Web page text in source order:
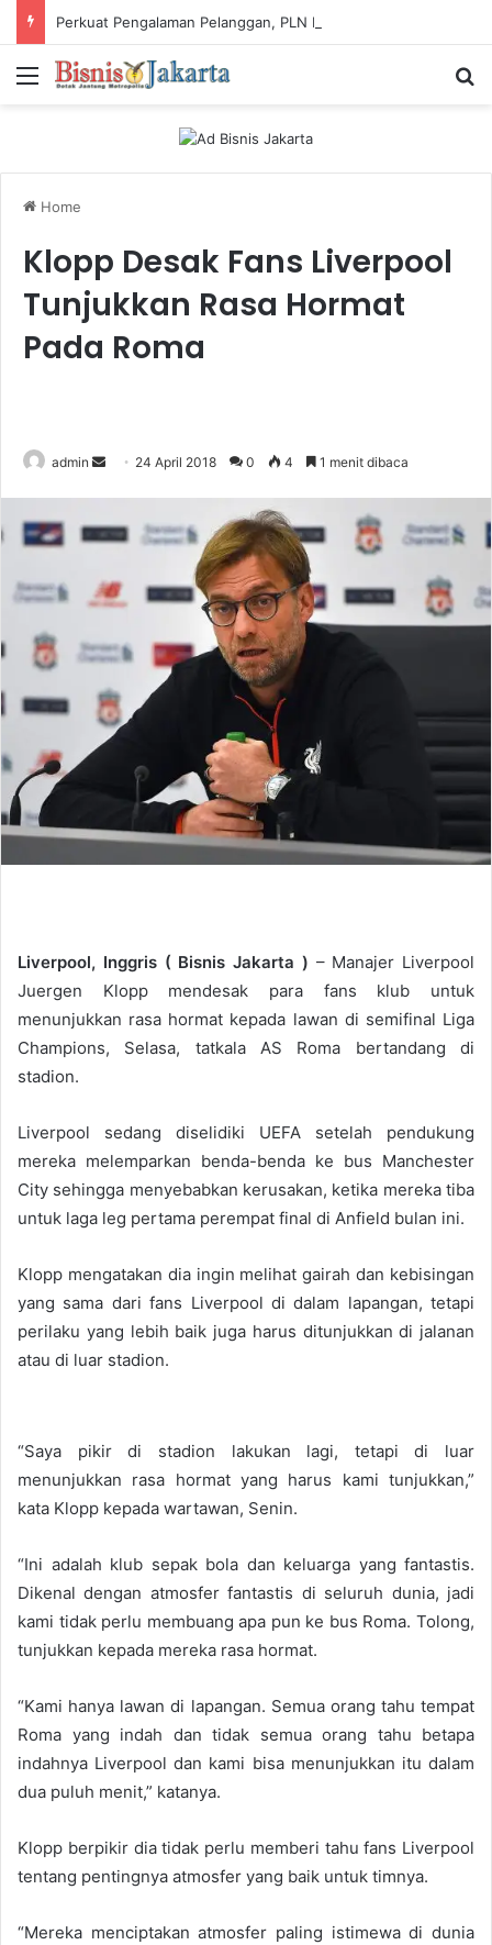
Menu
Home
Klopp Desak Fans Liverpool
Tunjukkan Rasa Hormat
Pada Roma
admin
d
n
m
i
l
24 April 2018 0 4 1 menit dibaca
Liverpool, Inggris ( Bisnis Jakarta ) – Manajer Liverpool
Juergen Klopp mendesak para fans klub untuk
menunjukkan rasa hormat kepada lawan di semifinal Liga
Champions, Selasa, tatkala AS Roma bertandang di
stadion.
Liverpool sedang diselidiki UEFA setelah pendukung
mereka melemparkan benda-benda ke bus Manchester
City sehingga menyebabkan kerusakan, ketika mereka tiba
untuk laga leg pertama perempat final di Anfield bulan ini.
Klopp mengatakan dia ingin melihat gairah dan kebisingan
yang sama dari fans Liverpool di dalam lapangan, tetapi
perilaku yang lebih baik juga harus ditunjukkan di jalanan
atau di luar stadion.
“Saya pikir di stadion lakukan lagi, tetapi di luar
menunjukkan rasa hormat yang harus kami tunjukkan,”
kata Klopp kepada wartawan, Senin.
“Ini adalah klub sepak bola dan keluarga yang fantastis.
Dikenal dengan atmosfer fantastis di seluruh dunia, jadi
kami tidak perlu membuang apa pun ke bus Roma. Tolong,
tunjukkan kepada mereka rasa hormat.
“Kami hanya lawan di lapangan. Semua orang tahu tempat
Roma yang indah dan tidak semua orang tahu betapa
indahnya Liverpool dan kami bisa menunjukkan itu dalam
dua puluh menit,” katanya.
Klopp berpikir dia tidak perlu memberi tahu fans Liverpool
tentang pentingnya atmosfer yang baik untuk timnya.
“Mereka menciptakan atmosfer paling istimewa di dunia